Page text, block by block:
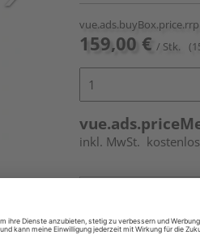
vue.ads.buyBox.price.rrp
159,00 € / Stk.
inkl. MwSt.
Auf